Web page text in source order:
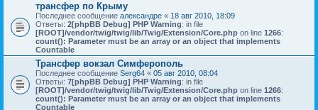
трансфер по Крыму
Последнее сообщение александре « 18 авг 2010, 18:09
Ответы: 2[phpBB Debug] PHP Warning: in file
[ROOT]/vendor/twig/twig/lib/Twig/Extension/Core.php on line 1266:
count(): Parameter must be an array or an object that implements
Countable
Трансфер вокзал Симферополь
Последнее сообщение Serg64 « 05 авг 2010, 08:04
Ответы: 7[phpBB Debug] PHP Warning: in file
[ROOT]/vendor/twig/twig/lib/Twig/Extension/Core.php on line 1266:
count(): Parameter must be an array or an object that implements
Countable